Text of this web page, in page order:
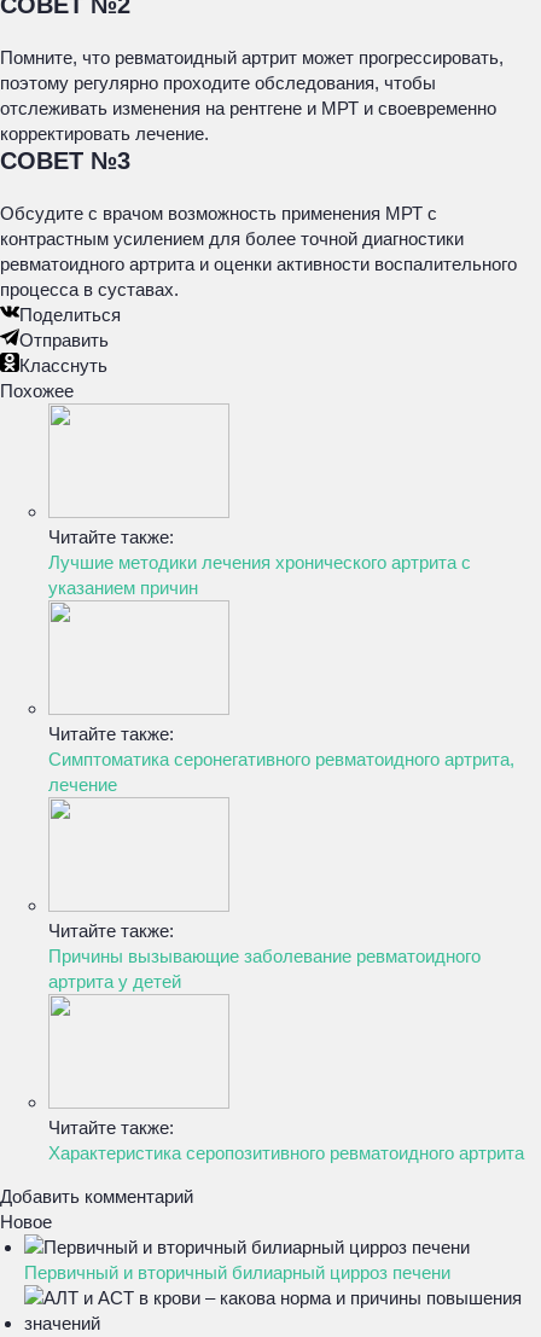
Помните, что ревматоидный артрит может прогрессировать,
поэтому регулярно проходите обследования, чтобы
отслеживать изменения на рентгене и МРТ и своевременно
корректировать лечение.
СОВЕТ №3
Обсудите с врачом возможность применения МРТ с
контрастным усилением для более точной диагностики
ревматоидного артрита и оценки активности воспалительного
процесса в суставах.
Поделиться
Отправить
Класснуть
Похожее
Читайте также:
Лучшие методики лечения хронического артрита с
указанием причин
Читайте также:
Симптоматика серонегативного ревматоидного артрита,
лечение
Читайте также:
Причины вызывающие заболевание ревматоидного
артрита у детей
Читайте также:
Характеристика серопозитивного ревматоидного артрита
Добавить комментарий
Новое
Первичный и вторичный билиарный цирроз печени